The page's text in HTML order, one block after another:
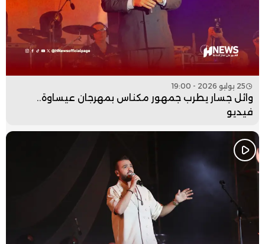
25 يوليو 2026 - 19:00
وائل جسار يطرب جمهور مكناس بمهرجان عيساوة..
فيديو